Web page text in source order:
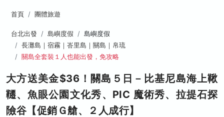
首頁 團體旅遊
台北出發 島嶼度假
島嶼度假
長灘島｜宿霧｜峇里島｜關島｜帛琉
關島全套裝１人也能出發，免攻略
大方送美金$36！關島５日－比基尼島海上鞦
韆、魚眼公園文化秀、PIC 魔術秀、拉提石探
險谷【促銷Ｇ艙、２人成行】